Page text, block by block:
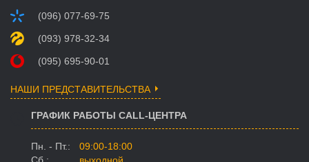
(096) 077-69-75
(093) 978-32-34
(095) 695-90-01
НАШИ ПРЕДСТАВИТЕЛЬСТВА
ГРАФИК РАБОТЫ CALL-ЦЕНТРА
Пн. - Пт.:
09:00-18:00